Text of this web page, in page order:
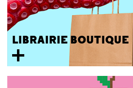
LIBRAIRIE BOUTIQUE